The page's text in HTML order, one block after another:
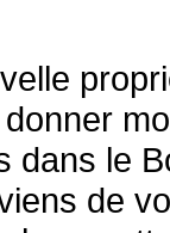
dans le
de